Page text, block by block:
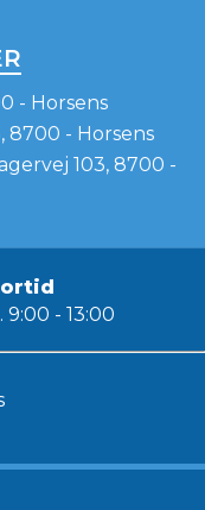
- Horsens
8700 - Horsens
103, 8700 -
- 13:00